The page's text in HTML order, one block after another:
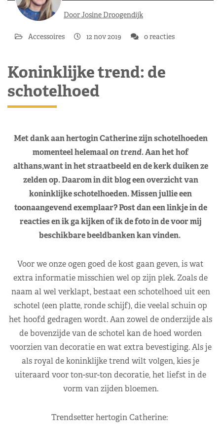
Door Josine Droogendijk
Accessoires 12 nov 2019 0 reacties
Koninklijke trend: de
schotelhoed
Met dank aan hertogin Catherine zijn schotelhoeden
momenteel helemaalon trend.Aan het hof
althans,want in het straatbeeld en de kerk duiken ze
zelden op. Daarom in dit blog een overzicht van
koninklijke schotelhoeden. Missen jullie een
toonaangevend exemplaar? Post dan een linkje in de
reacties en ik ga kijken of ik de foto in de voor mij
beschikbare beeldbanken kan vinden.
Voor we onze ogen goed de kost gaan geven, is wat
extra informatie misschien wel op zijn plek. Zoals de
naam al wel verklapt, bestaat een schotelhoed uit een
schotel (een platte, ronde schijf), die veelal schuin op
het hoofd gedragen wordt. Aan zowel de onderzijde als
de bovenzijde van de schotel kan de hoed worden
voorzien van decoratie en wat extra bevestiging. Als je
als royal de koninklijke trend wilt volgen, kies je
uiteraard voor ton-sur-ton decoratie, het liefst in de
vorm van zijden bloemen.
Trendsetter hertogin Catherine: